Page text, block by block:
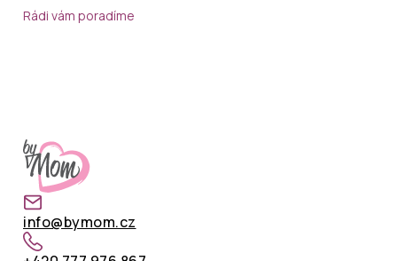
Rádi vám poradíme
info@bymom.cz